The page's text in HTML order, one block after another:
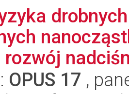
rozwój
OPUS 17 ,